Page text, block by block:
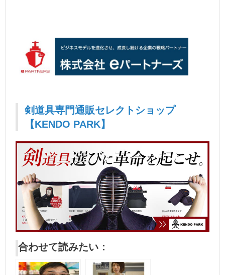
剣道具専門通販セレクトショップ
【KENDO PARK】
合わせて読みたい：